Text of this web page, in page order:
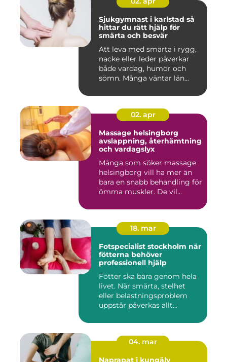
Sjukgymnast i karlstad så
hittar du rätt hjälp för
smärta och besvär
Att leva med smärta i rygg,
nacke eller leder påverkar
både vardag, humör och
sömn. Många väntar län...
02. apr
Massage helsingborg
avslappning, återhämtning
och vardagslyx
Många som söker massage
helsingborg vill ha mer än
bara en snabb behandling för
ömma muskler. De vil...
18. mar
Fotspecialist stockholm när
fötterna behöver
professionell hjälp
Fötter ska bära genom hela
livet. När smärta, stelhet
eller belastningsproblem
uppstår påverkas allt...
04. mar
Naprapat i kungälv